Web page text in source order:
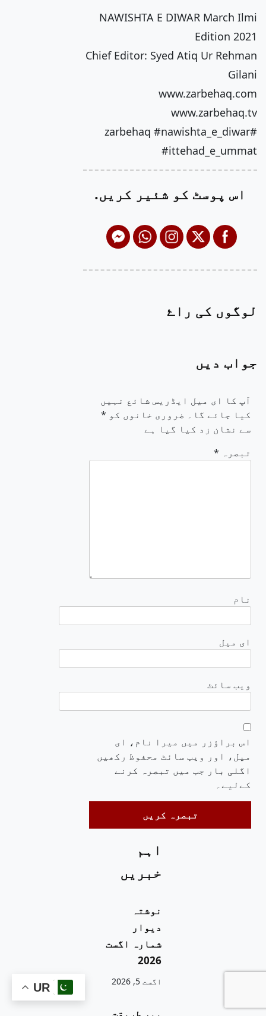
NAWISHTA E DIWAR March Ilmi
Edition 2021
Chief Editor: Syed Atiq Ur Rehman
Gilani
www.zarbehaq.com
www.zarbehaq.tv
#zarbehaq #nawishta_e_diwar
#ittehad_e_ummat
اس پوسٹ کو شئیر کریں.
لوگوں کی راۓ
جواب دیں
آپ کا ای میل ایڈریس شائع نہیں
کیا جائے گا۔ ضروری خانوں کو *
سے نشان زد کیا گیا ہے
تبصرہ *
نام
ای میل
ویب‌ سائٹ
اس براؤزر میں میرا نام، ای
میل، اور ویب سائٹ محفوظ رکھیں
اگلی بار جب میں تبصرہ کرنے
کےلیے۔
اہم
خبریں
نوشتہ
دیوار
شمارہ اگست
2026
اگست 5, 2026 UR